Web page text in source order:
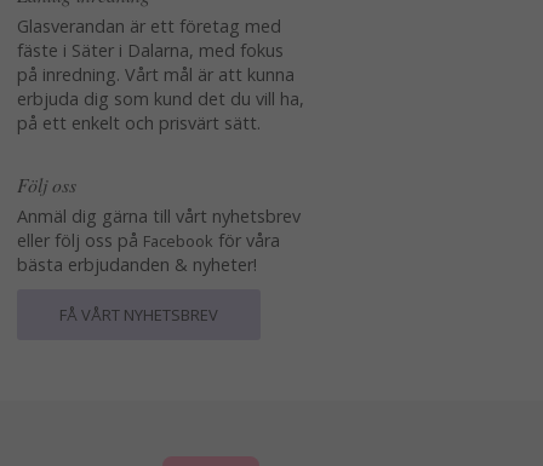
Glasverandan är ett företag med
fäste i Säter i Dalarna, med fokus
på inredning. Vårt mål är att kunna
erbjuda dig som kund det du vill ha,
på ett enkelt och prisvärt sätt.
Följ oss
Anmäl dig gärna till vårt nyhetsbrev
eller följ oss på Facebook för våra
bästa erbjudanden & nyheter!
FÅ VÅRT NYHETSBREV